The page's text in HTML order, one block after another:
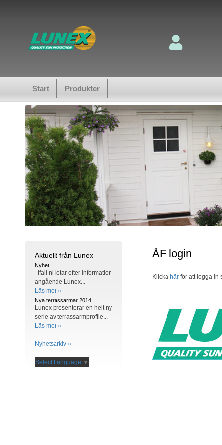
Start Produkter
Aktuellt från Lunex
Nyhet
Ifall ni letar efter information
angående Lunex...
Läs mer »
Nya terrassarmar 2014
Lunex presenterar en helt ny
serie av terrassarmprofile...
Läs mer »
Nyhetsarkiv »
Select Language ▼
ÅF login
Klicka här för att logga in